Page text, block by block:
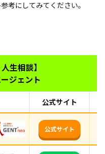
考にしてみてください。
生相談】
ジェント
公式サイト
公式サイト